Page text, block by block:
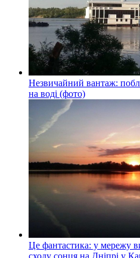
Незвичайний вантаж:
на воді (фото)
Це фантастика: у мережу
сходу сонця на Дніпрі у